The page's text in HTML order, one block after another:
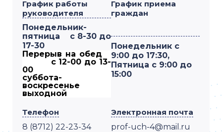
График работы
руководителя
Понедельник-
пятница с 8-30 до
17-30
Перерыв на обед
с 12-00 до 13-
00
суббота-
воскресенье
выходной
График приема
граждан
Понедельник с
9:00 до 17:30,
Пятница с 9:00 до
15:00
Телефон
8 (8712) 22-23-34
Электронная почта
prof-uch-4@mail.ru